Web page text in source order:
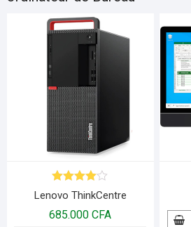
Note4.00
sur 5
Lenovo ThinkCentre
685.000CFA